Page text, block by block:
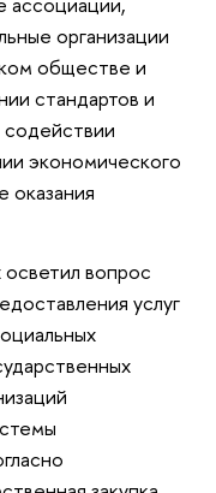
организации
обществе и
стандартов и
содействии
экономического
оказания
вопрос
услуг